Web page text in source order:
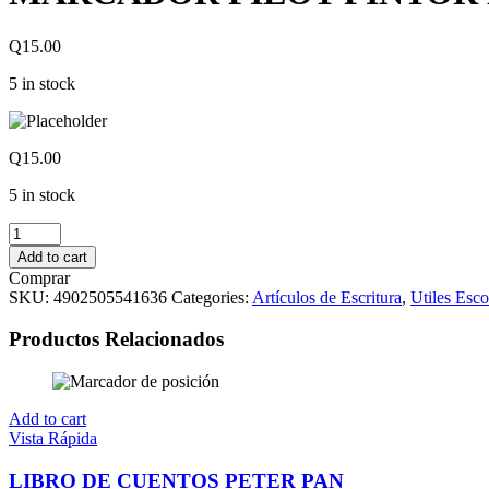
Q15.00
5 in stock
Q15.00
5 in stock
MARCADOR
PILOT
PINTOR
DELGADO
VERDE
METALICO
quantity
Add to cart
Comprar
SKU: 4902505541636 Categories: Artículos de Escritura, Utiles
Productos Relacionados
Add to cart
Vista Rápida
LIBRO DE CUENTOS PETER PAN